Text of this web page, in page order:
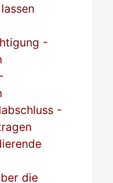
-
-
die